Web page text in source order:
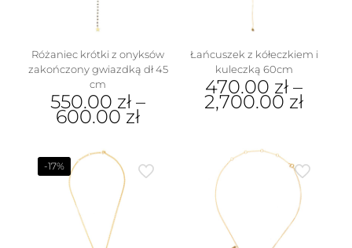
Różaniec krótki z onyksów
zakończony gwiazdką dł 45
cm
550.00 zł –
600.00 zł
produkt
wariantów.
Opcje
można
wybrać
Łańcuszek z kółeczkiem i
kuleczką 60cm
470.00 zł –
2,700.00 zł
ma
wariantów.
wybrać
-17%